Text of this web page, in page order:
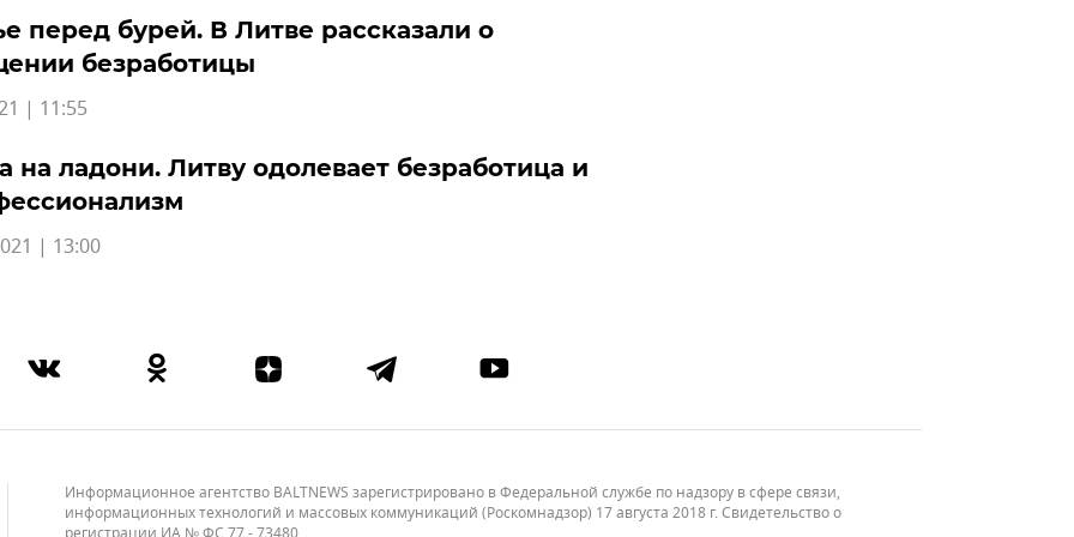
перед бурей. В Литве рассказали о
безработицы
| 11:55
на ладони. Литву одолевает безработица и
| 13:00
Информационное агентство BALTNEWS зарегистрировано в Федеральной службе по надзору в сфере связи,
информационных технологий и массовых коммуникаций (Роскомнадзор) 17 августа 2018 г. Свидетельство о